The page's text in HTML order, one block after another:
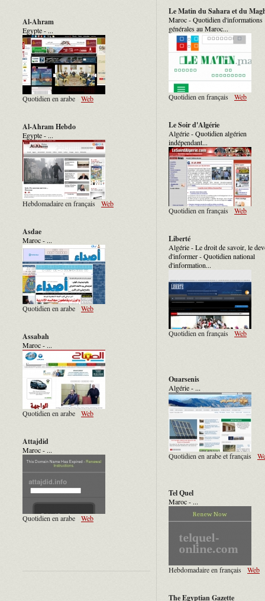
Al-Ahram
Egypte - ...
Quotidien en arabe Web
Al-Ahram Hebdo
Egypte - ...
Hebdomadaire en français Web
Asdae
Maroc - ...
Quotidien en arabe Web
Assabah
Maroc - ...
Quotidien en arabe Web
Attajdid
Maroc - ...
Quotidien en arabe Web
Le Matin du Sahara et du
Maroc - Quotidien d'informations
générales au Maroc...
Quotidien en français Web
Le Soir d'Algérie
Algérie - Quotidien algérien
indépendant...
Quotidien en français Web
Liberté
Algérie - Le droit de savoir, le
d'informer - Quotidien national
d'information...
Quotidien en français Web
Ouarsenis
Algérie - ...
Quotidien en arabe et français
Tel Quel
Maroc - ...
Hebdomadaire en français Web
The Egyptian Gazette